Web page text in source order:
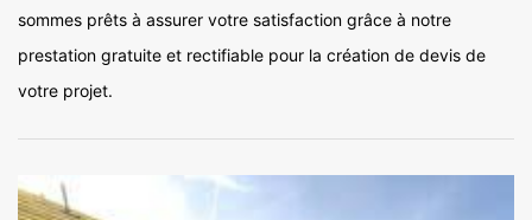
sommes prêts à assurer votre satisfaction grâce à notre
prestation gratuite et rectifiable pour la création de devis de
votre projet.